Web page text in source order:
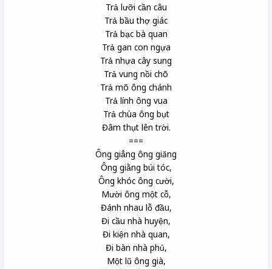
Trả lưỡi cần câu
Trả bầu thợ giác
Trả bạc bà quan
Trả gan con ngựa
Trả nhựa cây sung
Trả vung nồi chõ
Trả mõ ông chánh
Trả lính ông vua
Trả chùa ông bụt
Đâm thụt lên trời.
===
Ông giẳng ông giăng
Ông giằng búi tóc,
Ông khóc ông cười,
Mười ông một cỗ,
Đánh nhau lỗ đầu,
Đi cầu nhà huyện,
Đi kiện nhà quan,
Đi bàn nhà phủ,
Một lũ ông già,